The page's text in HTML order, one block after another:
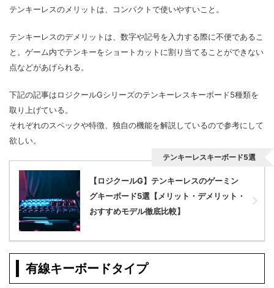
テンキーレスのメリットは、コンパクトで使いやすいこと。
テンキーレスのデメリットは、数字や記号を入力する際に不便であるこ
と。ゲーム内でテンキーをショートカットに割り当てることができない
点などがあげられる。
下記の記事はロジクールGシリーズのテンキーレスキーボード5種類を
取り上げている。
それぞれのスペックや特徴、独自の機能を解説しているので参考にして
欲しい。
【ロジクールG】テンキーレスのゲーミン
グキーボード5選【メリット・デメリット・
おすすめモデル徹底比較】
テンキーレスキーボード5選
有線キーボードタイプ